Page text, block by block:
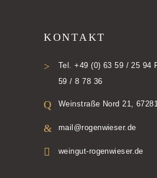
KONTAKT
Tel. +49 (0) 63 59 / 25 94
59 / 8 78 36
Weinstraße Nord 21,
mail@rogenwieser.de
weingut-rogenwieser.de